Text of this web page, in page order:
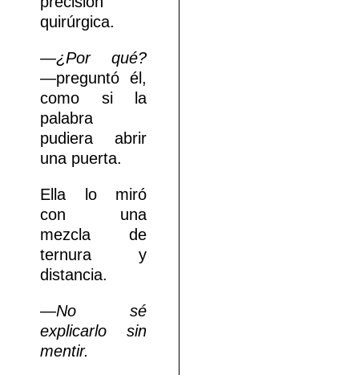
quirúrgica.
—¿Por qué?
—preguntó él,
como si la
palabra
pudiera abrir
una puerta.
Ella lo miró
con una
mezcla de
ternura y
distancia.
—No sé
explicarlo sin
mentir.